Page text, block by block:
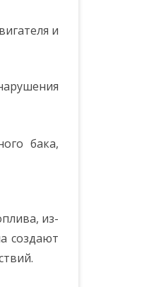
и
бака,
из-
создают